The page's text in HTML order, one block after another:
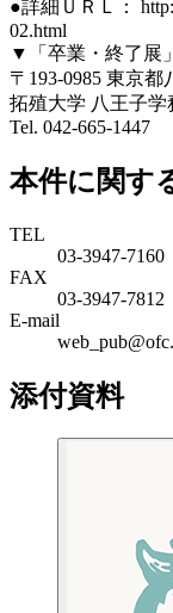
●詳細ＵＲＬ：
02.html
▼「卒業・終了展
〒193-0985 東京都
拓殖大学 八王子学
Tel. 042-665-1447
本件に関す
TEL
03-3947-7160
FAX
03-3947-7812
E-mail
添付資料